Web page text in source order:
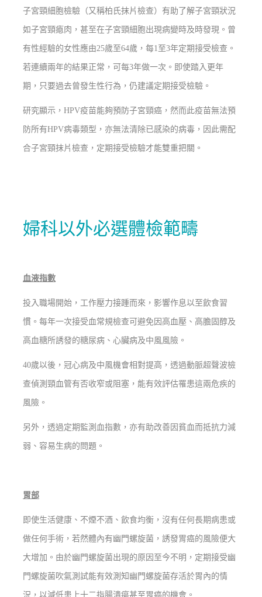
子宮頸細胞檢驗（又稱柏氏抹片檢查）有助了解子宮頸狀況
如子宮頸瘜肉，甚至在子宮頸細胞出現病變時及時發現。曾
有性經驗的女性應由25歲至64歲，每1至3年定期接受檢查。
若連續兩年的結果正常，可每3年做一次。即使踏入更年
期，只要過去曾發生性行為，仍建議定期接受檢驗。
研究顯示，HPV疫苗能夠預防子宮頸癌，然而此疫苗無法預
防所有HPV病毒類型，亦無法清除已感染的病毒，因此需配
合子宮頸抹片檢查，定期接受檢驗才能雙重把關。
婦科以外必選體檢範疇
血液指數
投入職場開始，工作壓力接踵而來，影響作息以至飲食習
慣。每年一次接受血常規檢查可避免因高血壓、高膽固醇及
高血糖所誘發的糖尿病、心臟病及中風風險。
40歲以後，冠心病及中風機會相對提高，透過動脈超聲波檢
查偵測頸血管有否收窄或阻塞，能有效評估罹患這兩危疾的
風險。
另外，透過定期監測血指數，亦有助改善因貧血而抵抗力減
弱、容易生病的問題。
胃部
即使生活健康、不煙不酒、飲食均衡，沒有任何長期病患或
做任何手術，若然體內有幽門螺旋菌，誘發胃癌的風險便大
大增加。由於幽門螺旋菌出現的原因至今不明，定期接受幽
門螺旋菌吹氣測試能有效測知幽門螺旋菌存活於胃內的情
況，以減低患上十二指腸潰瘍甚至胃癌的機會。